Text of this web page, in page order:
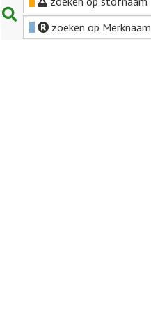
zoeken op Merknaam